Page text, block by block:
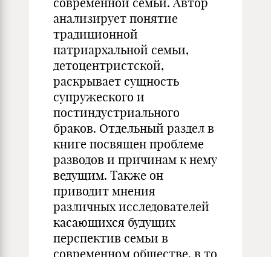
анализирует понятие
традиционной
патриархальной семьи,
детоцентристской,
раскрывает сущность
супружеского и
постиндустриального
браков. Отдельный раздел в
книге посвящен проблеме
разводов и причинам к нему
ведущим. Также он
приводит мнения
различных исследователей
касающихся будущих
перспектив семьи в
современном обществе, в то